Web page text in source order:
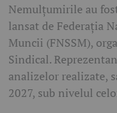
Nemulțumirile au
lansat de Federația
Muncii (FNSSM),
Sindical.
analizelor realizate,
2027, sub nivelul